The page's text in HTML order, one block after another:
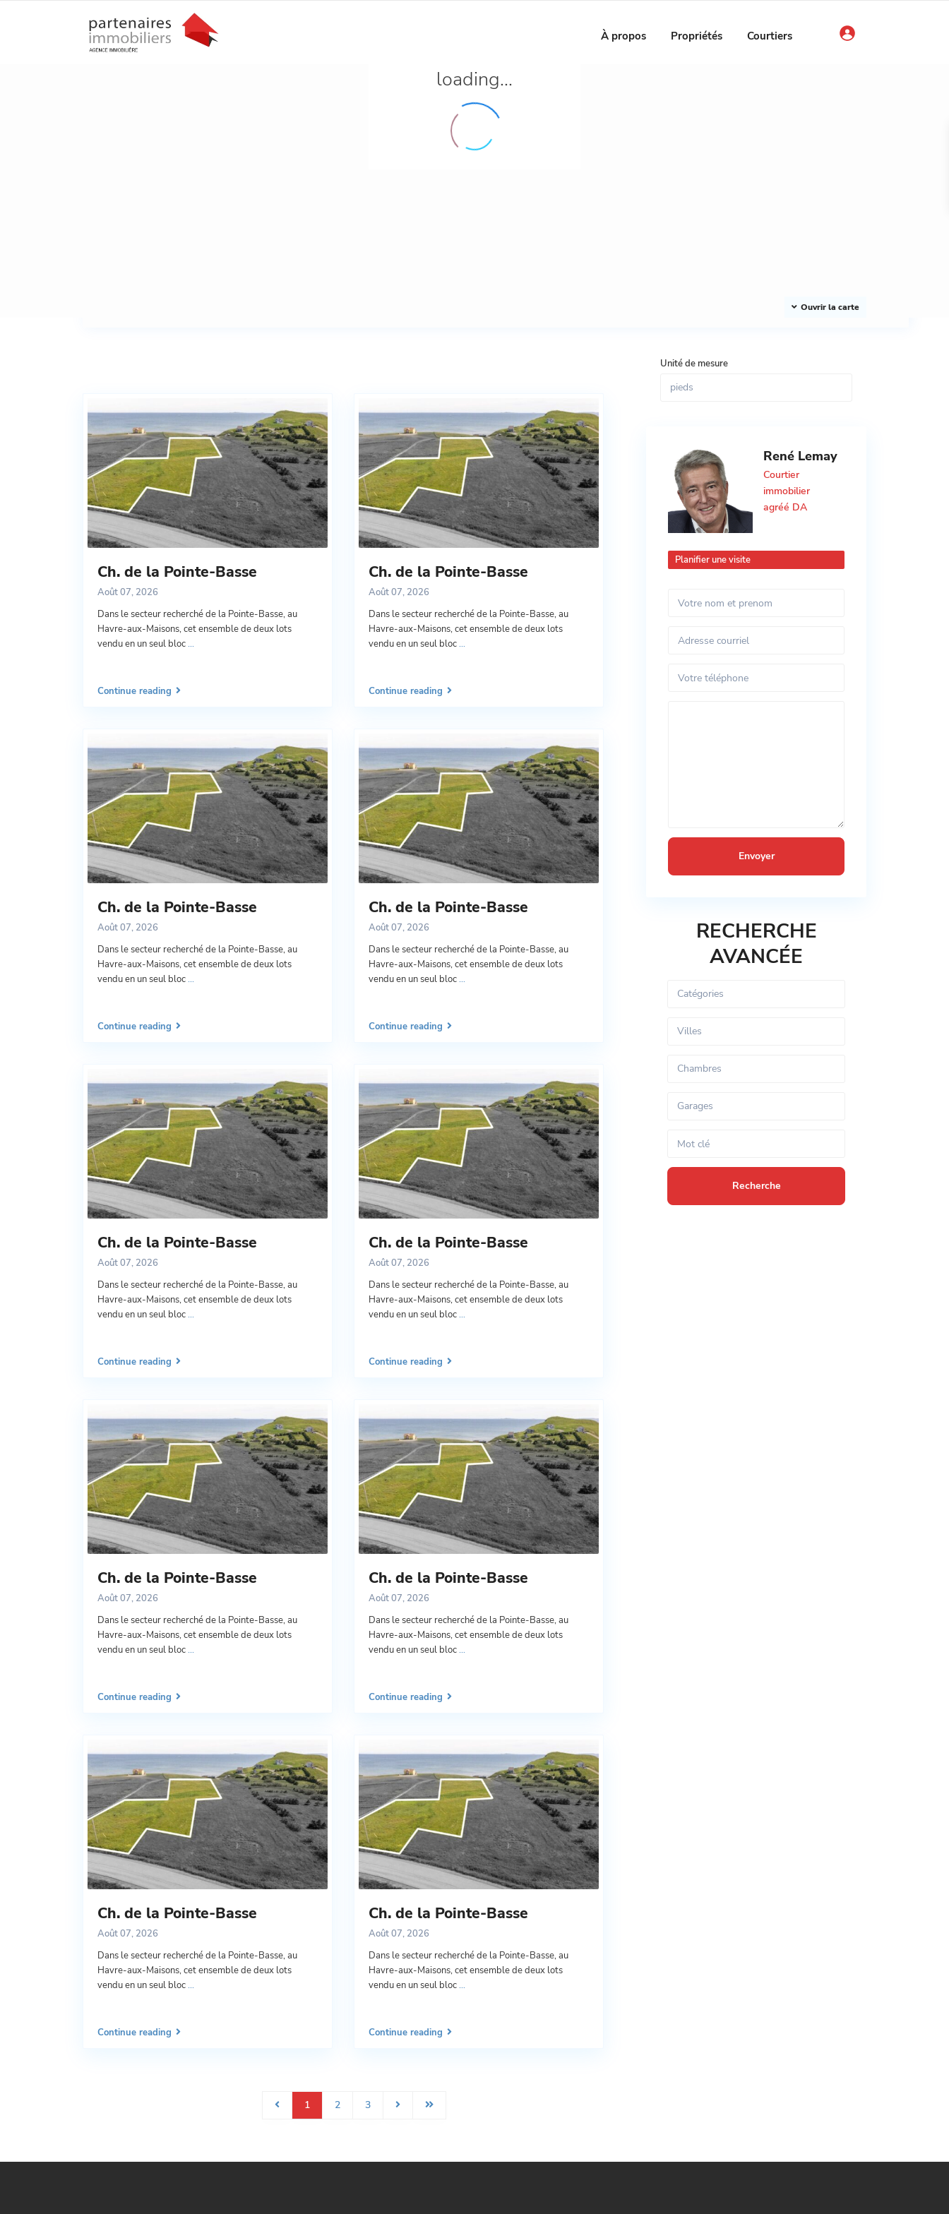
À propos Propriétés Courtiers
loading...
Ouvrir la carte
Next
Ch. de la Pointe-Basse
Août 07, 2026
Dans le secteur recherché de la Pointe-Basse, au
Havre-aux-Maisons, cet ensemble de deux lots
vendu en un seul bloc...
Continue reading
Ch. de la Pointe-Basse
Août 07, 2026
Dans le secteur recherché de la Pointe-Basse, au
Havre-aux-Maisons, cet ensemble de deux lots
vendu en un seul bloc...
Continue reading
Ch. de la Pointe-Basse
Août 07, 2026
Dans le secteur recherché de la Pointe-Basse, au
Havre-aux-Maisons, cet ensemble de deux lots
vendu en un seul bloc...
Continue reading
Ch. de la Pointe-Basse
Août 07, 2026
Dans le secteur recherché de la Pointe-Basse, au
Havre-aux-Maisons, cet ensemble de deux lots
vendu en un seul bloc...
Continue reading
Ch. de la Pointe-Basse
Août 07, 2026
Dans le secteur recherché de la Pointe-Basse, au
Havre-aux-Maisons, cet ensemble de deux lots
vendu en un seul bloc...
Continue reading
Ch. de la Pointe-Basse
Août 07, 2026
Dans le secteur recherché de la Pointe-Basse, au
Havre-aux-Maisons, cet ensemble de deux lots
vendu en un seul bloc...
Continue reading
Ch. de la Pointe-Basse
Août 07, 2026
Dans le secteur recherché de la Pointe-Basse, au
Havre-aux-Maisons, cet ensemble de deux lots
vendu en un seul bloc...
Continue reading
Ch. de la Pointe-Basse
Août 07, 2026
Dans le secteur recherché de la Pointe-Basse, au
Havre-aux-Maisons, cet ensemble de deux lots
vendu en un seul bloc...
Continue reading
Ch. de la Pointe-Basse
Août 07, 2026
Dans le secteur recherché de la Pointe-Basse, au
Havre-aux-Maisons, cet ensemble de deux lots
vendu en un seul bloc...
Continue reading
Ch. de la Pointe-Basse
Août 07, 2026
Dans le secteur recherché de la Pointe-Basse, au
Havre-aux-Maisons, cet ensemble de deux lots
vendu en un seul bloc...
Continue reading
1 2 3
Unité de mesure
René Lemay
Courtier
immobilier
agréé DA
Planifier une visite
RECHERCHE
AVANCÉE